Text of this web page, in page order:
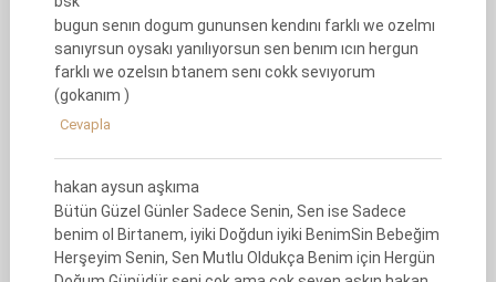
bugun senın dogum gununsen kendını farklı we ozelmı
sanıyrsun oysakı yanılıyorsun sen benım ıcın hergun
farklı we ozelsın btanem senı cokk sevıyorum
(gokanım )
Cevapla
hakan aysun aşkıma
Bütün Güzel Günler Sadece Senin, Sen ise Sadece
benim ol Birtanem, iyiki Doğdun iyiki BenimSin Bebeğim
Herşeyim Senin, Sen Mutlu Oldukça Benim için Hergün